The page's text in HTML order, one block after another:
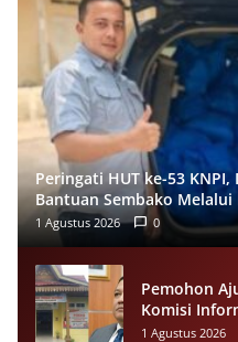
Peringati HUT ke-53 KNPI,
Bantuan Sembako
1 Agustus 2026 0
Pemohon
Komisi
Tidak
1 Agustus 2026